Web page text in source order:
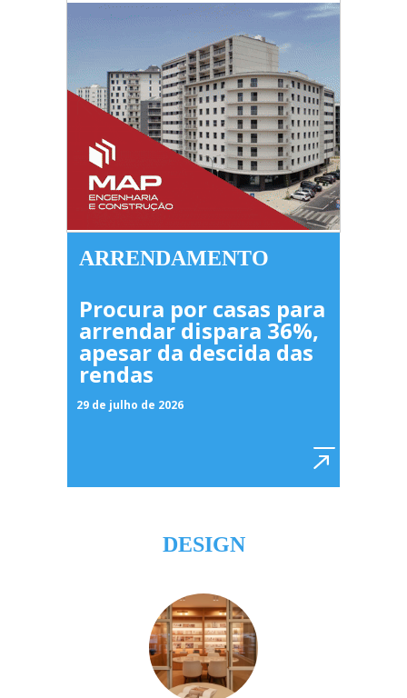
ARRENDAMENTO
Procura por casas para
arrendar dispara 36%,
apesar da descida das
rendas
29 de julho de 2026
DESIGN